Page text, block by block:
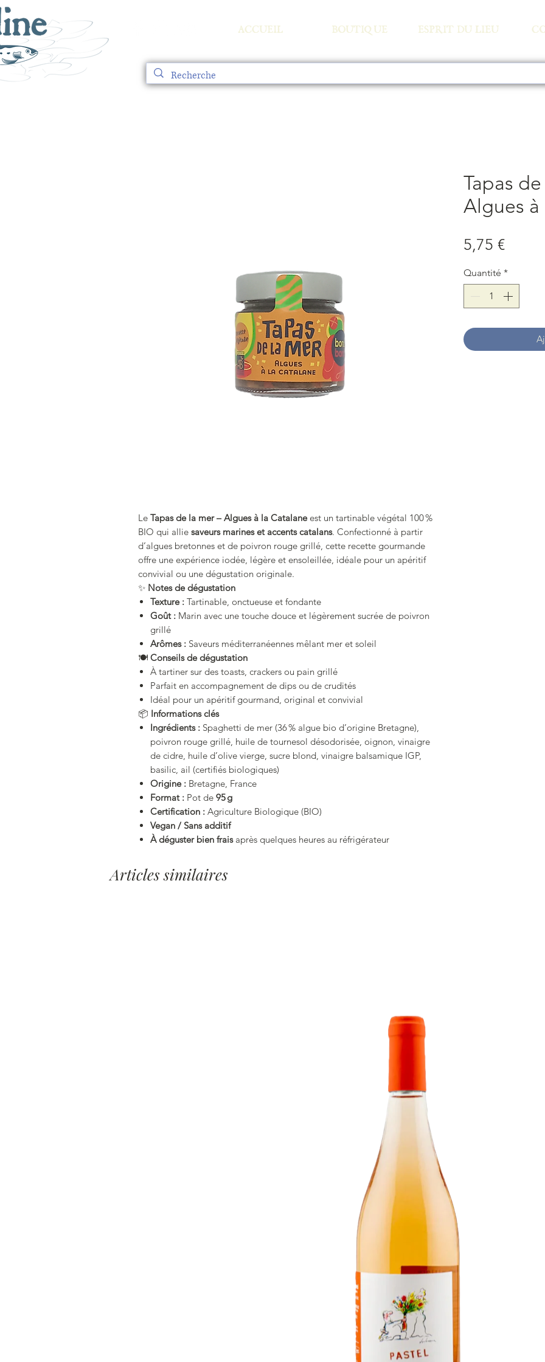
ACCUEIL BOUTIQUE ESPRIT DU LIEU
Le Tapas de la mer – Algues à la Catalaneest un tartinable végétal 100 %
BIO qui allie saveurs marines et accents catalans. Confectionné à partir
d’algues bretonnes et de poivron rouge grillé, cette recette gourmande
offre une expérience iodée, légère et ensoleillée, idéale pour un apéritif
convivial ou une dégustation originale.
✨ Notes de dégustation
Texture : Tartinable, onctueuse et fondante
Goût : Marin avec une touche douce et légèrement sucrée de poivron
grillé
Arômes : Saveurs méditerranéennes mêlant mer et soleil
🍽️ Conseils de dégustation
À tartiner sur des toasts, crackers ou pain grillé
Parfait en accompagnement de dips ou de crudités
Idéal pour un apéritif gourmand, original et convivial
📦 Informations clés
Ingrédients : Spaghetti de mer (36 % algue bio d’origine Bretagne),
poivron rouge grillé, huile de tournesol désodorisée, oignon, vinaigre
de cidre, huile d’olive vierge, sucre blond, vinaigre balsamique IGP,
basilic, ail (certifiés biologiques)
Origine : Bretagne, France
Format : Pot de 95 g
Certification : Agriculture Biologique (BIO)
Vegan / Sans additif
À déguster bien fraisaprès quelques heures au réfrigérateur
Tapas
Algues à
5,75 €Prix
Quantité *
Articles similaires